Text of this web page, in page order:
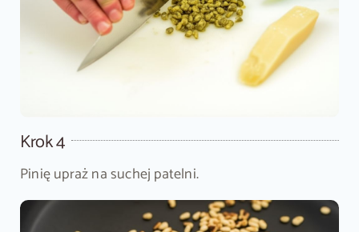
Krok 4
Pinię upraż na suchej patelni.